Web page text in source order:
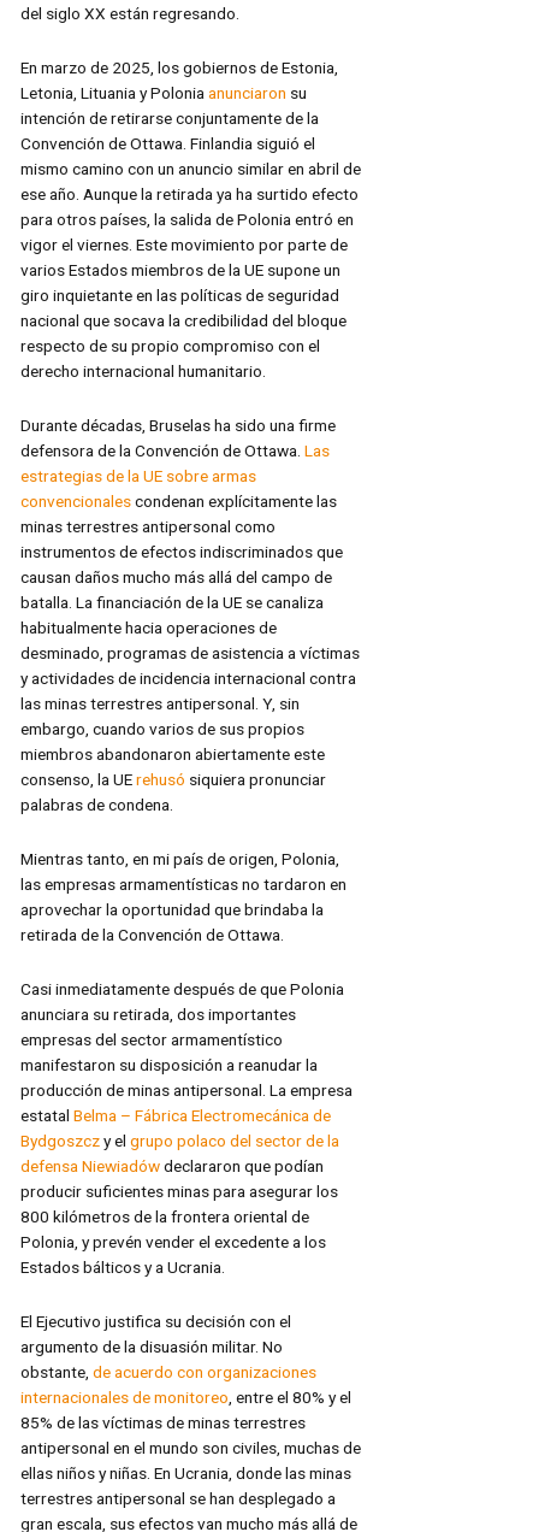
del siglo XX están regresando.
En marzo de 2025, los gobiernos de Estonia,
Letonia, Lituania y Poloniaanunciaron su
intención de retirarse conjuntamente de la
Convención de Ottawa. Finlandia siguió el
mismo camino con un anuncio similar en abril de
ese año. Aunque la retirada ya ha surtido efecto
para otros países, la salida de Polonia entró en
vigor el viernes. Este movimiento por parte de
varios Estados miembros de la UE supone un
giro inquietante en las políticas de seguridad
nacional que socava la credibilidad del bloque
respecto de su propio compromiso con el
derecho internacional humanitario.
Durante décadas, Bruselas ha sido una firme
defensora de la Convención de Ottawa.Las
estrategias de la UE sobre armas
convencionalescondenan explícitamente las
minas terrestres antipersonal como
instrumentos de efectos indiscriminados que
causan daños mucho más allá del campo de
batalla. La financiación de la UE se canaliza
habitualmente hacia operaciones de
desminado, programas de asistencia a víctimas
y actividades de incidencia internacional contra
las minas terrestres antipersonal. Y, sin
embargo, cuando varios de sus propios
miembros abandonaron abiertamente este
consenso, la UErehusó siquiera pronunciar
palabras de condena.
Mientras tanto, en mi país de origen, Polonia,
las empresas armamentísticas no tardaron en
aprovechar la oportunidad que brindaba la
retirada de la Convención de Ottawa.
Casi inmediatamente después de que Polonia
anunciara su retirada, dos importantes
empresas del sector armamentístico
manifestaron su disposición a reanudar la
producción de minas antipersonal. La empresa
estatalBelma – Fábrica Electromecánica de
Bydgoszczy elgrupo polaco del sector de la
defensa Niewiadówdeclararon que podían
producir suficientes minas para asegurar los
800 kilómetros de la frontera oriental de
Polonia, y prevén vender el excedente a los
Estados bálticos y a Ucrania.
El Ejecutivo justifica su decisión con el
argumento de la disuasión militar. No
obstante,de acuerdo con organizaciones
internacionales de monitoreo , entre el 80% y el
85% de las víctimas de minas terrestres
antipersonal en el mundo son civiles, muchas de
ellas niños y niñas. En Ucrania, donde las minas
terrestres antipersonal se han desplegado a
gran escala, sus efectos van mucho más allá de